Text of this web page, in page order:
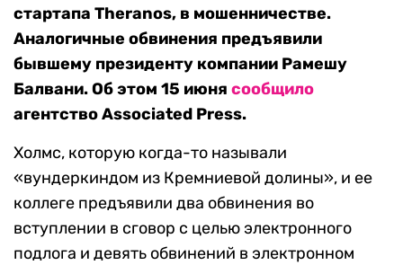
стартапа Theranos, в мошенничестве.
Аналогичные обвинения предъявили
бывшему президенту компании Рамешу
Балвани. Об этом 15 июня сообщило
агентство Associated Press.
Холмс, которую когда-то называли
«вундеркиндом из Кремниевой долины», и ее
коллеге предъявили два обвинения во
вступлении в сговор с целью электронного
подлога и девять обвинений в электронном